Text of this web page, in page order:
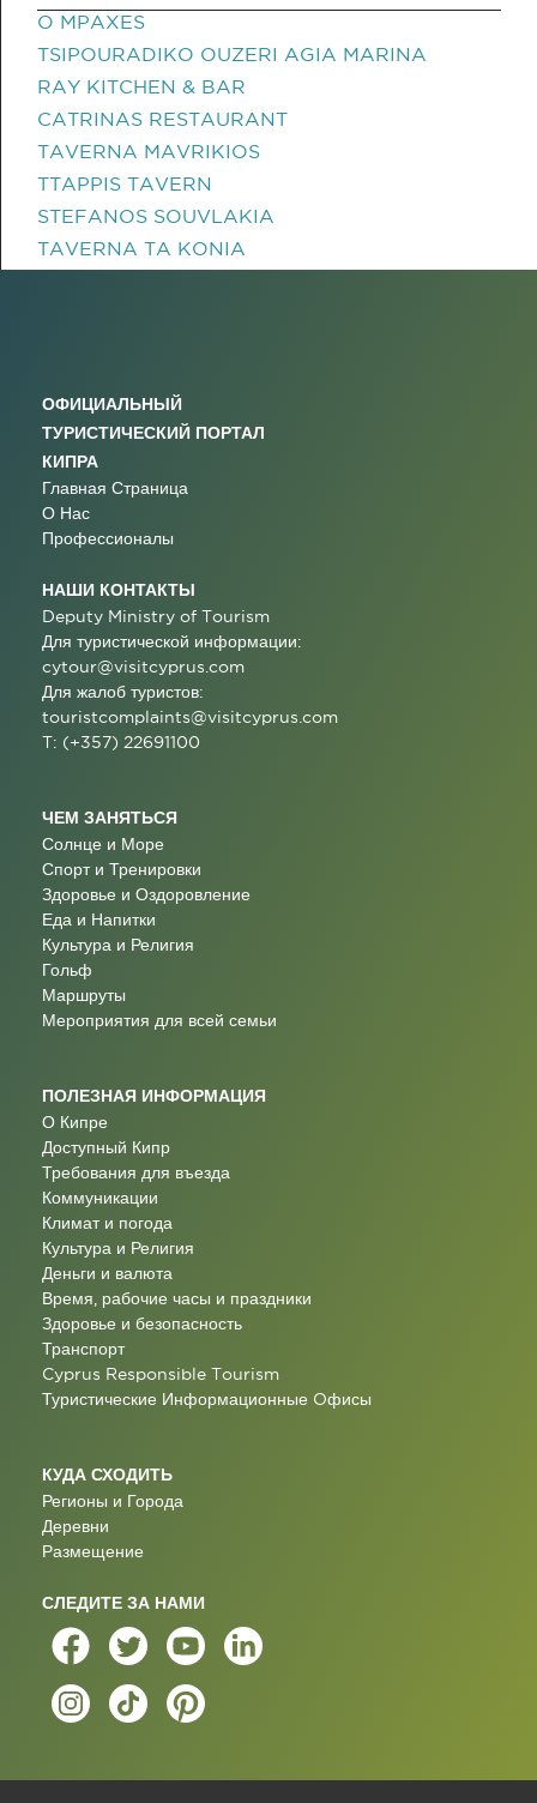
O MPAXES
TSIPOURADIKO OUZERI AGIA MARINA
RAY KITCHEN & BAR
CATRINAS RESTAURANT
TAVERNA MAVRIKIOS
TTAPPIS TAVERN
STEFANOS SOUVLAKIA
TAVERNA TA KONIA
ОФИЦИАЛЬНЫЙ
ТУРИСТИЧЕСКИЙ ПОРТАЛ
КИПРА
Главная Страница
О Нас
Профессионалы
НАШИ КОНТАКТЫ
Deputy Ministry of Tourism
Для туристической информации:
cytour@visitcyprus.com
Для жалоб туристов:
touristcomplaints@visitcyprus.com
T: (+357) 22691100
ЧЕМ ЗАНЯТЬСЯ
Солнце и Море
Спорт и Тренировки
Здоровье и Оздоровление
Еда и Напитки
Культура и Религия
Гольф
Маршруты
Мероприятия для всей семьи
ПОЛЕЗНАЯ ИНФОРМАЦИЯ
О Кипре
Доступный Кипр
Требования для въезда
Коммуникации
Климат и погода
Культура и Религия
Деньги и валюта
Время, рабочие часы и праздники
Здоровье и безопасность
Транспорт
Cyprus Responsible Tourism
Туристические Информационные Oфисы
КУДА СХОДИТЬ
Регионы и Города
Деревни
Размещение
СЛЕДИТЕ ЗА НАМИ